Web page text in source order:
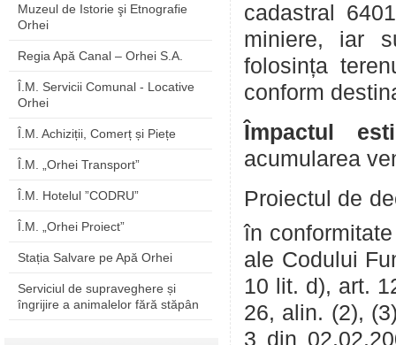
Muzeul de Istorie şi Etnografie
Orhei
Regia Apă Canal – Orhei S.A.
Î.M. Servicii Comunal - Locative
Orhei
Î.M. Achiziții, Comerț și Piețe
Î.M. „Orhei Transport”
Î.M. Hotelul ”CODRU”
Î.M. „Orhei Proiect”
Stația Salvare pe Apă Orhei
Serviciul de supraveghere și
îngrijire a animalelor fără stăpân
cadastral
miniere, iar
folosința
conform
Împactul
acumularea
Proiectul de
în
ale Codului
10 lit. d), art.
26, alin. (2),
3 din